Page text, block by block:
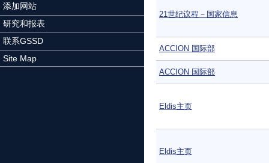
添加网站
研究和报表
联系GSSD
Site Map
21世纪议程－国家信息
ACCION 国际部
ACCION 国际部
Eldis主页
Eldis主页